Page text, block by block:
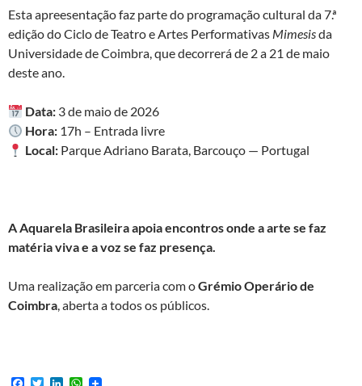
Esta apreesentação faz parte do programação cultural da 7.ª
edição do Ciclo de Teatro e Artes Performativas Mimesisda
Universidade de Coimbra, que decorrerá de 2 a 21 de maio
deste ano.
Data: 3 de maio de 2026
Hora: 17h – Entrada livre
Local: Parque Adriano Barata, Barcouço — Portugal
A Aquarela Brasileira apoia encontros onde a arte se faz
matéria viva e a voz se faz presença.
Uma realização em parceria com oGrémio Operário de
Coimbra, aberta a todos os públicos.